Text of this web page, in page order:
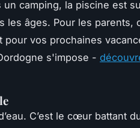
camping, la piscine est
âges. Pour les parents,
pour vos prochaines
s'impose -
C’est le cœur battant